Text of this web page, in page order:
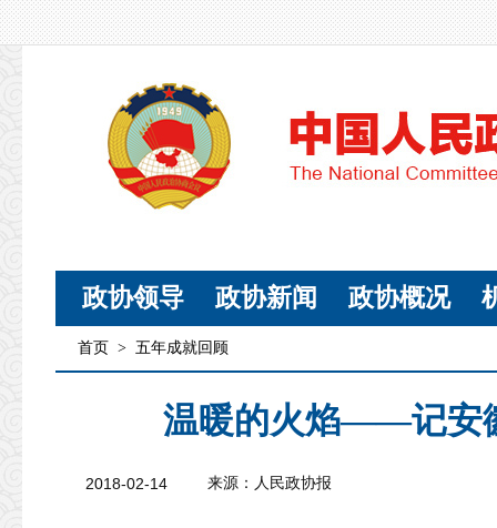
政协领导 政协新闻 政协概况
首页 > 五年成就回顾
温暖的火焰——记安
2018-02-14 来源： 人民政协报